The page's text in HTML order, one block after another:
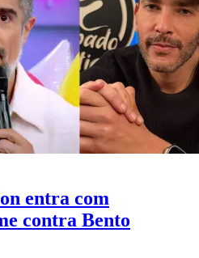
entra com
contra Bento